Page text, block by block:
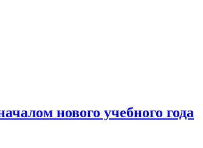
нового учебного года